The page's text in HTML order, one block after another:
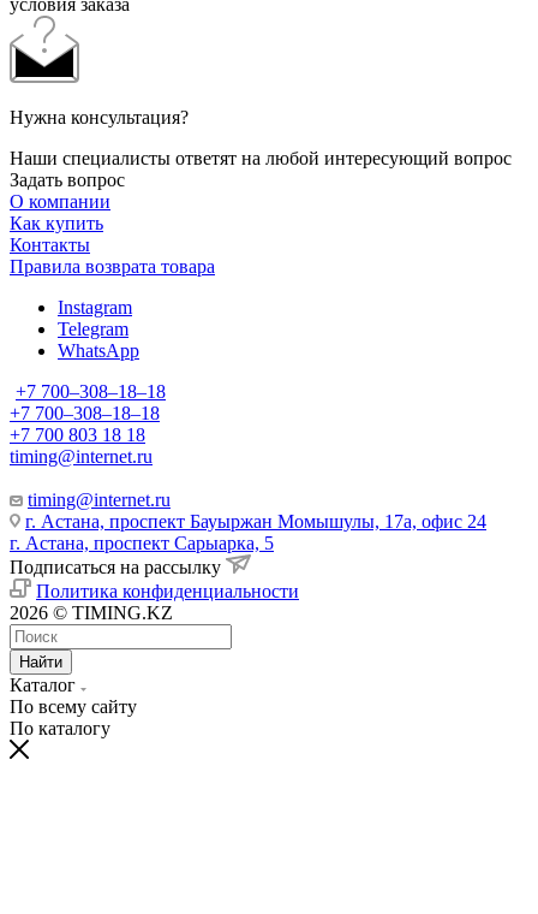
Нужна консультация?
Наши специалисты ответят на любой интересующий вопрос
Задать вопрос
О компании
Как купить
Контакты
Правила возврата товара
Instagram
Telegram
WhatsApp
+7 700‒308‒18‒18
+7 700‒308‒18‒18
+7 700 803 18 18
timing@internet.ru
timing@internet.ru
г. Астана, проспект Бауыржан Момышулы, 17а, офис 24
г. Астана, проспект Сарыарка, 5
Подписаться на рассылку
Политика конфиденциальности
2026 © TIMING.KZ
Найти
Каталог
По всему сайту
По каталогу